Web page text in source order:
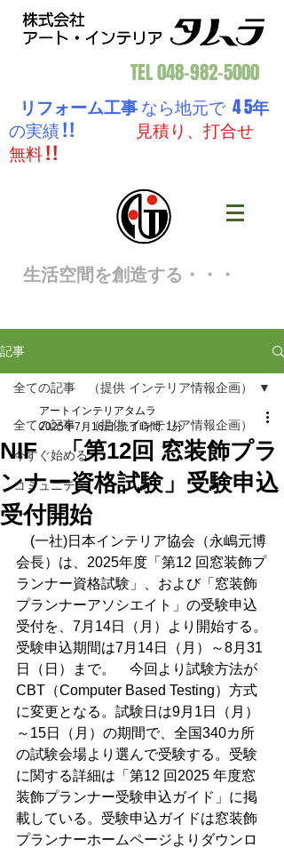
TEL048-982-5000
リフォーム工事なら地元で 4 5年
の実績 ! !
見積り、打合せ
無料 ! !
生活空間を創造する・・・
記事
全ての記事 （提供 インテリア情報企画）
今すぐ始める
コミュニティ
全ての記事 （提供 インテリア情報企画）
NIF 「第12回 窓装飾プラ
ンナー資格試験」受験申込
受付開始
アートインテリアタムラ
2025年7月16日 読了時間: 1分
(一社)日本インテリア協会（永嶋元博
会長）は、2025年度「第12 回窓装飾プ
ランナー資格試験」、および「窓装飾
プランナーアソシエイト」の受験申込
受付を、7月14日（月）より開始する。
受験申込期間は7月14日（月）～8月31
日（日）まで。　今回より試験方法が
CBT（Computer Based Testing）方式
に変更となる。試験日は9月1日（月）
～15日（月）の期間で、全国340カ所
の試験会場より選んで受験する。受験
に関する詳細は「第12 回2025 年度窓
装飾プランナー受験申込ガイド」に掲
載している。受験申込ガイドは窓装飾
プランナーホームページよりダウンロ